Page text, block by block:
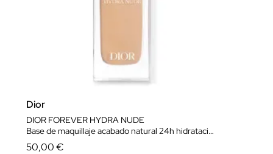
Dior
DIOR FOREVER HYDRA NUDE
Base de maquillaje acabado natural 24h hidratación 48h
50,00 €